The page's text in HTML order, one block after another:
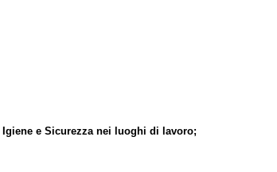
e Sicurezza nei luoghi di lavoro;